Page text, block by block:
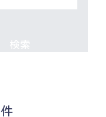
検索
件